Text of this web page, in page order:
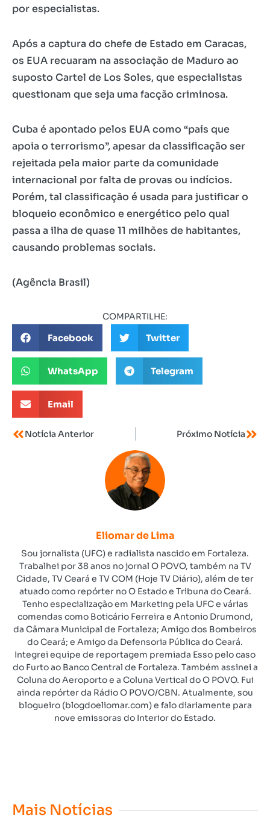
por especialistas.
Após a captura do chefe de Estado em Caracas,
os EUA recuaram na associação de Maduro ao
suposto Cartel de Los Soles, que especialistas
questionam que seja uma facção criminosa.
Cuba é apontado pelos EUA como “país que
apoia o terrorismo”, apesar da classificação ser
rejeitada pela maior parte da comunidade
internacional por falta de provas ou indícios.
Porém, tal classificação é usada para justificar o
bloqueio econômico e energético pelo qual
passa a ilha de quase 11 milhões de habitantes,
causando problemas sociais.
(Agência Brasil)
COMPARTILHE:
Facebook Twitter
WhatsApp Telegram
Email
Notícia Anterior Próximo Notícia
Eliomar de Lima
Sou jornalista (UFC) e radialista nascido em Fortaleza.
Trabalhei por 38 anos no jornal O POVO, também na TV
Cidade, TV Ceará e TV COM (Hoje TV Diário), além de ter
atuado como repórter no O Estado e Tribuna do Ceará.
Tenho especialização em Marketing pela UFC e várias
comendas como Boticário Ferreira e Antonio Drumond,
da Câmara Municipal de Fortaleza; Amigo dos Bombeiros
do Ceará; e Amigo da Defensoria Pública do Ceará.
Integrei equipe de reportagem premiada Esso pelo caso
do Furto ao Banco Central de Fortaleza. Também assinei a
Coluna do Aeroporto e a Coluna Vertical do O POVO. Fui
ainda repórter da Rádio O POVO/CBN. Atualmente, sou
blogueiro (blogdoeliomar.com) e falo diariamente para
nove emissoras do Interior do Estado.
Mais Notícias